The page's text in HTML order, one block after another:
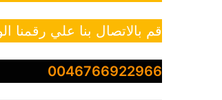
قم بالاتصال بنا علي رقمنا
0046766922966